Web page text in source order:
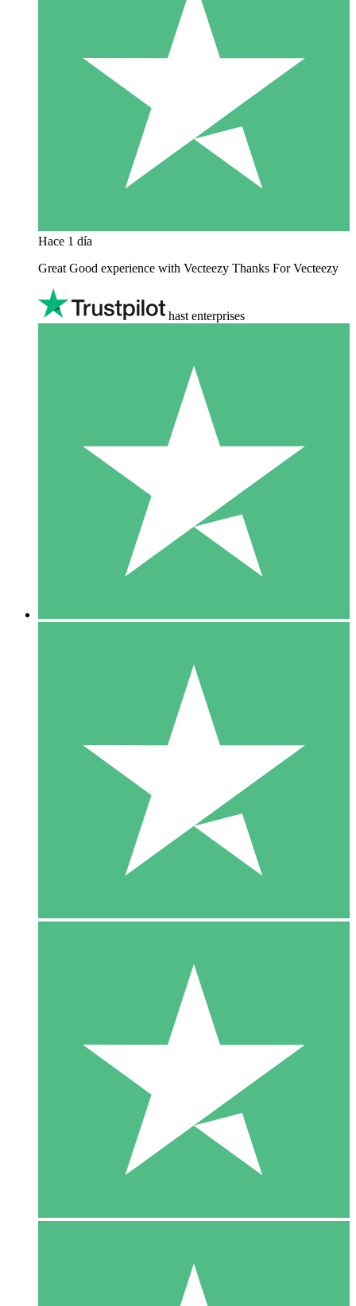
Hace 1 día
Great Good experience with Vecteezy Thanks For Vecteezy
hast enterprises